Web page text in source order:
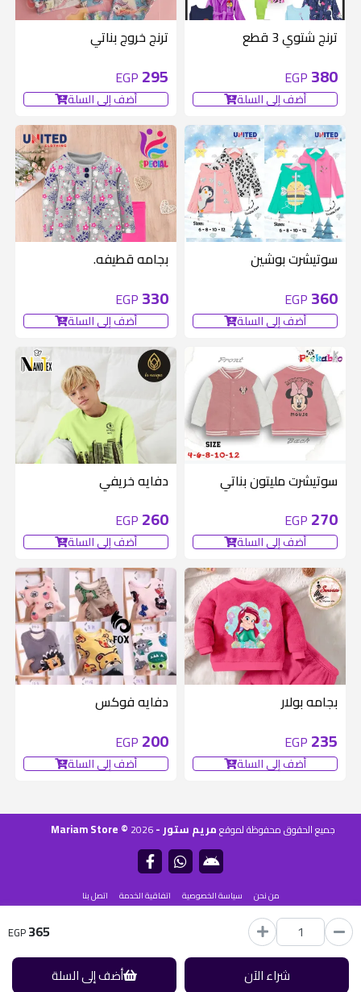
365
EGP
شراء الآن أضف إلى السلة
ترنج شتوي 3 قطع
380
EGP
أضف إلى السلة
ترنج خروج بناتي
295
EGP
أضف إلى السلة
سوتيشرت بوشين
360
EGP
أضف إلى السلة
بجامه قطيفه.
330
EGP
أضف إلى السلة
سوتيشرت مليتون بناتي
270
EGP
أضف إلى السلة
دفايه خريفي
260
EGP
أضف إلى السلة
بجامه بولار
235
EGP
أضف إلى السلة
دفايه فوكس
200
EGP
أضف إلى السلة
جميع الحقوق محفوظة لموقعمريم ستور - Mariam Store ©2026
من نحن سياسة الخصوصية اتفاقية الخدمة اتصل بنا